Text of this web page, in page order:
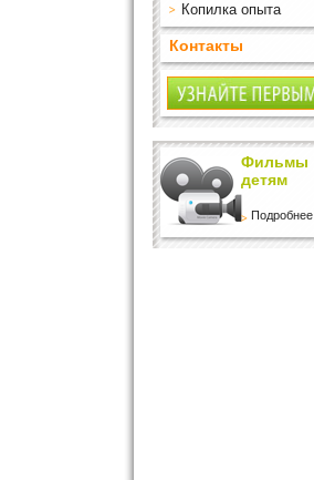
Копилка опыта
Контакты
Фильмы
детям
Подробнее